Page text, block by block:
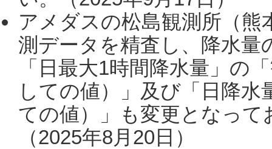
アメダスの松島観測所（熊
測データを精査し、降水
「日最大1時間降水量」の
しての値）」及び「日降
ての値）」も変更となっ
（2025年8月20日）